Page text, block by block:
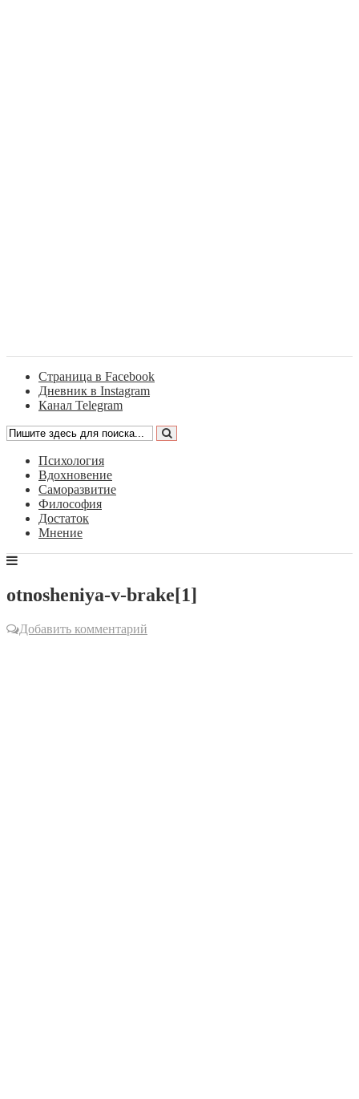
Страница в Facebook
Дневник в Instagram
Канал Telegram
Психология
Вдохновение
Саморазвитие
Философия
Достаток
Мнение
otnosheniya-v-brake[1]
Добавить комментарий